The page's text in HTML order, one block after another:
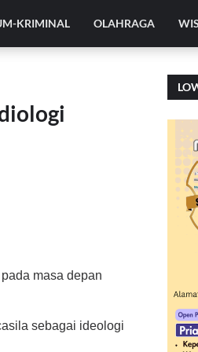
KRIMINAL OLAHRAGA
masa depan
sebagai ideologi